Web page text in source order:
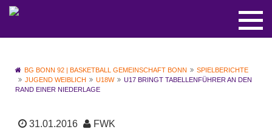
BG BONN 92 | BASKETBALL GEMEINSCHAFT BONN
SPIELBERICHTE
JUGEND WEIBLICH
U18W
U17 BRINGT TABELLENFÜHRER AN DEN
RAND EINER NIEDERLAGE
31.01.2016 FWK